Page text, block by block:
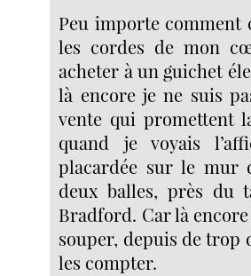
Peu importe comment
les cordes de mon
acheter à un guichet
là encore je ne suis
vente qui promettent
quand je voyais
placardée sur le mur
deux balles, près du
Bradford. Car là
souper, depuis de trop
les compter.